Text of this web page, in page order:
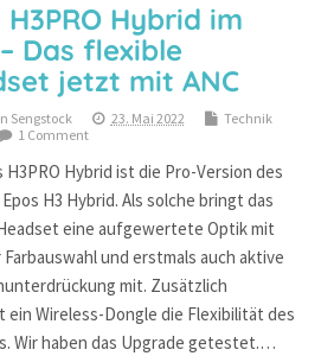
H3PRO Hybrid im
Das flexible
jetzt mit ANC
Sengstock 23. Mai 2022
Technik
1 Comment
H3PRO Hybrid ist die Pro-Version des
H3 Hybrid. Als solche bringt das
eine aufgewertete Optik mit
und erstmals auch aktive
mit. Zusätzlich
Wireless-Dongle die Flexibilität des
Wir haben das Upgrade getestet.…